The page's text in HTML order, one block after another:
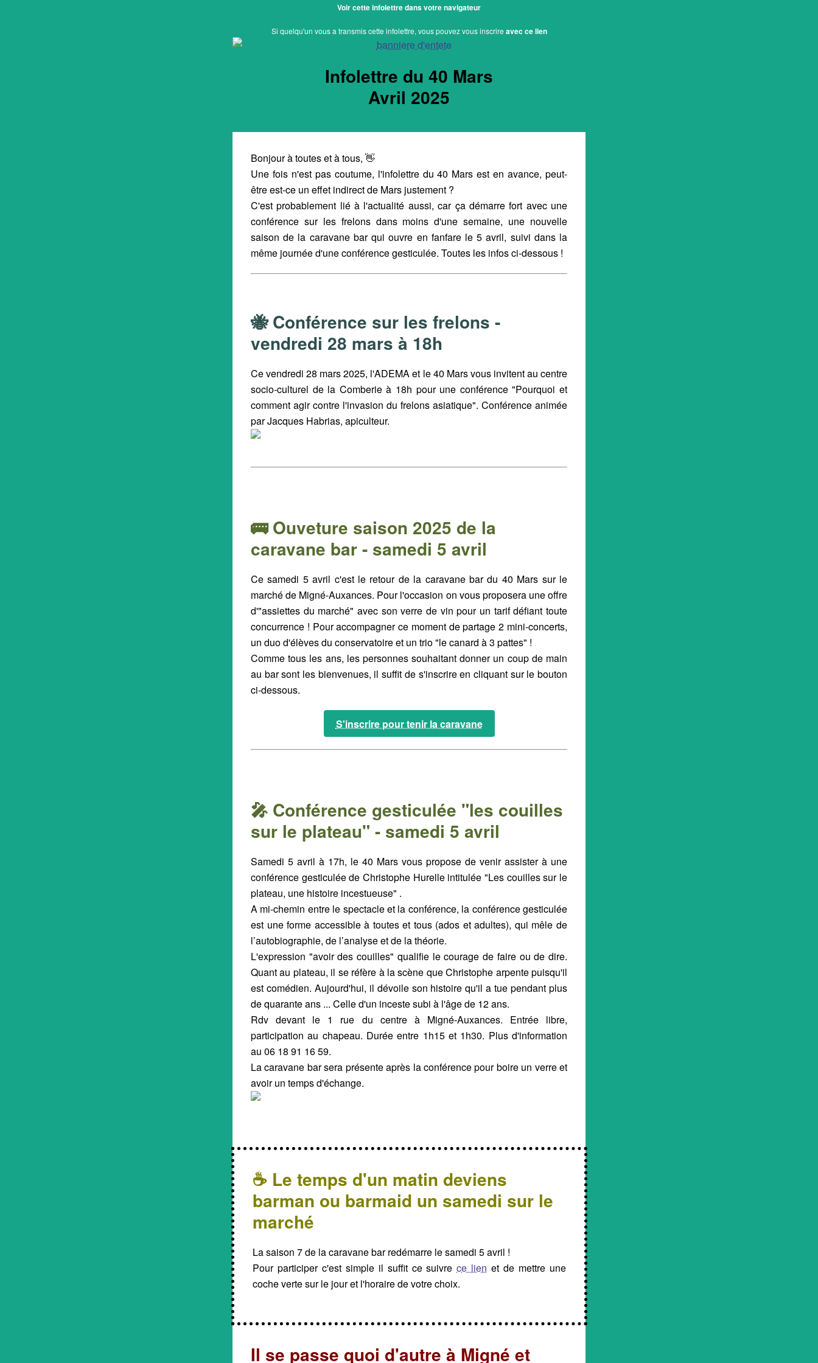
Voir cette infolettre dans votre navigateur
Si quelqu'un vous a transmis cette infolettre, vous pouvez vous inscrire avec ce lien
Infolettre du 40 Mars
Avril 2025
Bonjour à toutes et à tous, 👋
Une fois n'est pas coutume, l'infolettre du 40 Mars est en avance, peut-
être est-ce un effet indirect de Mars justement ?
C'est probablement lié à l'actualité aussi, car ça démarre fort avec une
conférence sur les frelons dans moins d'une semaine, une nouvelle
saison de la caravane bar qui ouvre en fanfare le 5 avril, suivi dans la
même journée d'une conférence gesticulée. Toutes les infos ci-dessous !
🐝 Conférence sur les frelons -
vendredi 28 mars à 18h
Ce vendredi 28 mars 2025, l'ADEMA et le 40 Mars vous invitent au centre
socio-culturel de la Comberie à 18h pour une conférence "Pourquoi et
comment agir contre l'invasion du frelons asiatique". Conférence animée
par Jacques Habrias, apiculteur.
🚌 Ouveture saison 2025 de la
caravane bar - samedi 5 avril
Ce samedi 5 avril c'est le retour de la caravane bar du 40 Mars sur le
marché de Migné-Auxances. Pour l'occasion on vous proposera une offre
d'"assiettes du marché" avec son verre de vin pour un tarif défiant toute
concurrence ! Pour accompagner ce moment de partage 2 mini-concerts,
un duo d'élèves du conservatoire et un trio "le canard à 3 pattes" !
Comme tous les ans, les personnes souhaitant donner un coup de main
au bar sont les bienvenues, il suffit de s'inscrire en cliquant sur le bouton
ci-dessous.
S'inscrire pour tenir la caravane
🎤 Conférence gesticulée "les couilles
sur le plateau" - samedi 5 avril
Samedi 5 avril à 17h, le 40 Mars vous propose de venir assister à une
conférence gesticulée de Christophe Hurelle intitulée "Les couilles sur le
plateau, une histoire incestueuse" .
A mi-chemin entre le spectacle et la conférence, la conférence gesticulée
est une forme accessible à toutes et tous (ados et adultes), qui mêle de
l’autobiographie, de l’analyse et de la théorie.
L'expression "avoir des couilles" qualifie le courage de faire ou de dire.
Quant au plateau, il se réfère à la scène que Christophe arpente puisqu'il
est comédien. Aujourd'hui, il dévoile son histoire qu'il a tue pendant plus
de quarante ans ... Celle d'un inceste subi à l'âge de 12 ans.
Rdv devant le 1 rue du centre à Migné-Auxances. Entrée libre,
participation au chapeau. Durée entre 1h15 et 1h30. Plus d'information
au 06 18 91 16 59.
La caravane bar sera présente après la conférence pour boire un verre et
avoir un temps d'échange.
☕ Le temps d'un matin deviens
barman ou barmaid un samedi sur le
marché
La saison 7 de la caravane bar redémarre le samedi 5 avril !
Pour participer c'est simple il suffit ce suivrece lien et de mettre une
coche verte sur le jour et l'horaire de votre choix.
Il se passe quoi d'autre à Migné et